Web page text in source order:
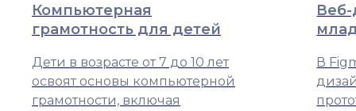
Компьютерная
грамотность для детей
Дети в возрасте от 7 до 10 лет
освоят основы компьютерной
грамотности, включая
Веб-
В